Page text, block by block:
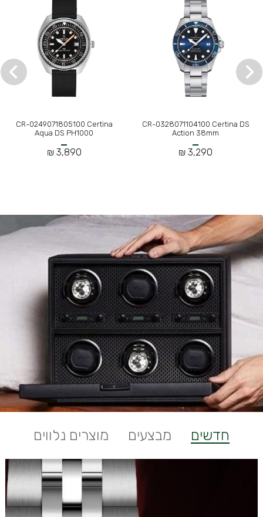
CR-0328071104100 Certina DS
Action 38mm
3,290 ₪
CR-0249071805100 Certina
Aqua DS PH1000
3,890 ₪
חדשים מבצעים מוצרים נלווים